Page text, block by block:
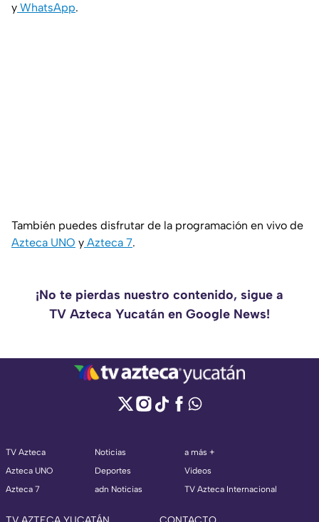
y WhatsApp.
También puedes disfrutar de la programación en vivo de
Azteca UNO y Azteca 7.
¡No te pierdas nuestro contenido, sigue a
TV Azteca Yucatán en Google News!
TV Azteca
Azteca UNO
Azteca 7
Noticias
Deportes
adn Noticias
a más +
Videos
TV Azteca Internacional